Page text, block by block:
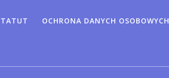
OCHRONA DANYCH OSOBOWYCH